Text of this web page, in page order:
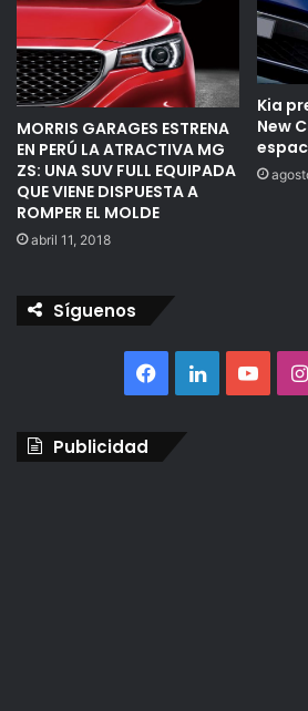
MORRIS GARAGES ESTRENA
EN PERÚ LA ATRACTIVA MG
ZS: UNA SUV FULL EQUIPADA
QUE VIENE DISPUESTA A
ROMPER EL MOLDE
abril 11, 2018
Kia
New
Síguenos
Facebook
LinkedIn
Publicidad